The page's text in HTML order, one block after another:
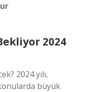
2024
2024 yılı,
büyük